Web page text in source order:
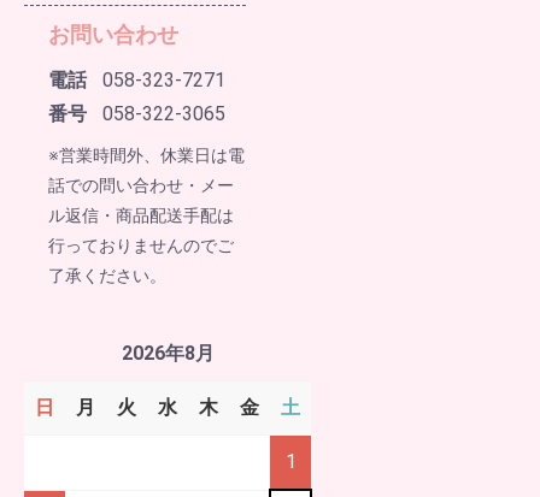
お問い合わせ
電話
番号
058-323-7271
058-322-3065
※営業時間外、休業日は電
話での問い合わせ・メー
ル返信・商品配送手配は
行っておりませんのでご
了承ください。
2026年8月
日 月 火 水 木 金 土
1